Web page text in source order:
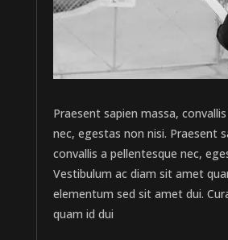
Praesent sapien massa,
nec, egestas non nisi. Praesent
convallis a pellentesque nec,
Vestibulum ac diam sit amet
elementum sed sit amet dui.
quam id dui